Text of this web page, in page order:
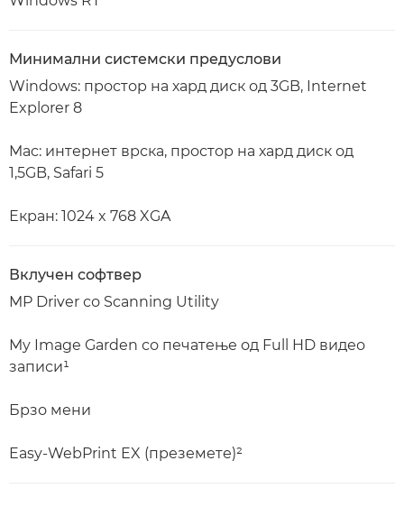
Минимални системски предуслови
Windows: простор на хард диск од 3GB, Internet
Explorer 8
Mac: интернет врска, простор на хард диск од
1,5GB, Safari 5
Екран: 1024 x 768 XGA
Вклучен софтвер
MP Driver со Scanning Utility
My Image Garden со печатење од Full HD видео
записи¹
Брзо мени
Easy-WebPrint EX (преземете)²